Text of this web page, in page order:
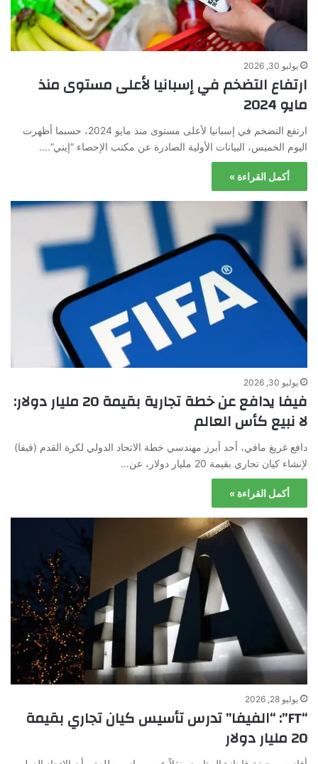
يوليو 30, 2026
ارتفاع التضخم في إسبانيا لأعلى مستوى منذ
مايو 2024
ارتفع التضخم في إسبانيا لأعلى مستوى منذ مايو 2024، حسبما أظهرت
اليوم الخميس، البيانات الأولية الصادرة عن مكتب الإحصاء “إيني”.…
أكمل القراءة »
يوليو 30, 2026
فيفا يدافع عن خطة تجارية بقيمة 20 مليار دولار:
لا نبيع كأس العالم
دافع غريغ مافي، أحد أبرز مهندسي خطة الاتحاد الدولي لكرة القدم (فيفا)
لإنشاء كيان تجاري بقيمة 20 مليار دولار، عن…
أكمل القراءة »
يوليو 28, 2026
“FT”: “الفيفا” تدرس تأسيس كيان تجاري بقيمة
20 مليار دولار